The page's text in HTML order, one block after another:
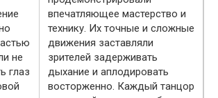
не
глаз
впечатляющее мастерство и
технику. Их точные и сложные
движения заставляли
зрителей задерживать
дыхание и аплодировать
восторженно. Каждый танцор